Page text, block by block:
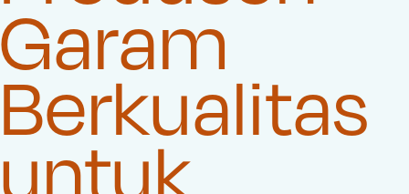
Garam
Berkualitas
untuk